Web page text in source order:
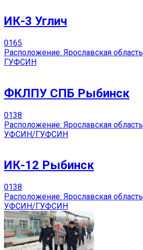
ИК-3 Углич
0165
Расположение: Ярославская
ГУФСИН
ФКЛПУ СПБ Рыбинск
0138
Расположение: Ярославская
УФСИН/ГУФСИН
ИК-12 Рыбинск
0138
Расположение: Ярославская
УФСИН/ГУФСИН